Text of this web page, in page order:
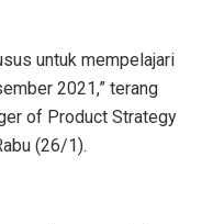
untuk mempelajari
2021,” terang
of Product Strategy
(26/1).